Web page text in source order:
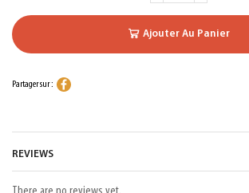
Ajouter Au Panier
Partager sur :
REVIEWS